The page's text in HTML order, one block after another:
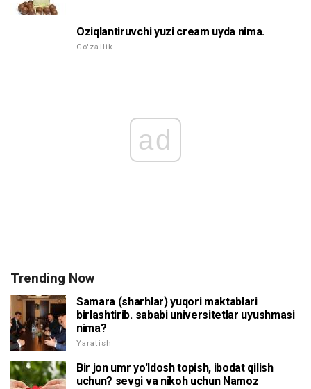
Oziqlantiruvchi yuzi cream uyda nima.
Go'zallik
ad
Trending Now
Samara (sharhlar) yuqori maktablari
birlashtirib. sababi universitetlar uyushmasi
nima?
Yaratish
Bir jon umr yo'ldosh topish, ibodat qilish
uchun? sevgi va nikoh uchun Namoz